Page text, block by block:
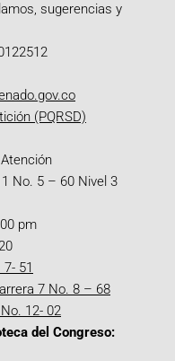
sugerencias y
(PQRSD)
No. 5 – 60 Nivel 3
pm
51
7 No. 8 – 68
12- 02
del Congreso: